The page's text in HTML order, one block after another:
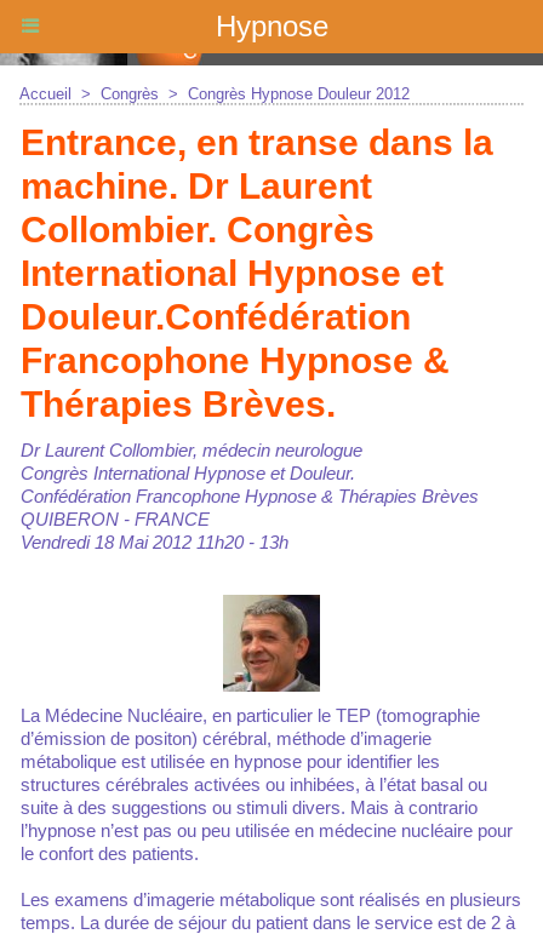
Hypnose
Accueil > Congrès > Congrès Hypnose Douleur 2012
Entrance, en transe dans la
machine. Dr Laurent
Collombier. Congrès
International Hypnose et
Douleur.Confédération
Francophone Hypnose &
Thérapies Brèves.
Dr Laurent Collombier, médecin neurologue
Congrès International Hypnose et Douleur.
Confédération Francophone Hypnose & Thérapies Brèves
QUIBERON - FRANCE
Vendredi 18 Mai 2012 11h20 - 13h
La Médecine Nucléaire, en particulier le TEP (tomographie
d’émission de positon) cérébral, méthode d’imagerie
métabolique est utilisée en hypnose pour identifier les
structures cérébrales activées ou inhibées, à l’état basal ou
suite à des suggestions ou stimuli divers. Mais à contrario
l’hypnose n’est pas ou peu utilisée en médecine nucléaire pour
le confort des patients.
Les examens d’imagerie métabolique sont réalisés en plusieurs
temps. La durée de séjour du patient dans le service est de 2 à